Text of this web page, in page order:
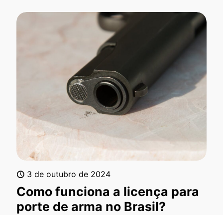
3 de outubro de 2024
Como funciona a licença para
porte de arma no Brasil?